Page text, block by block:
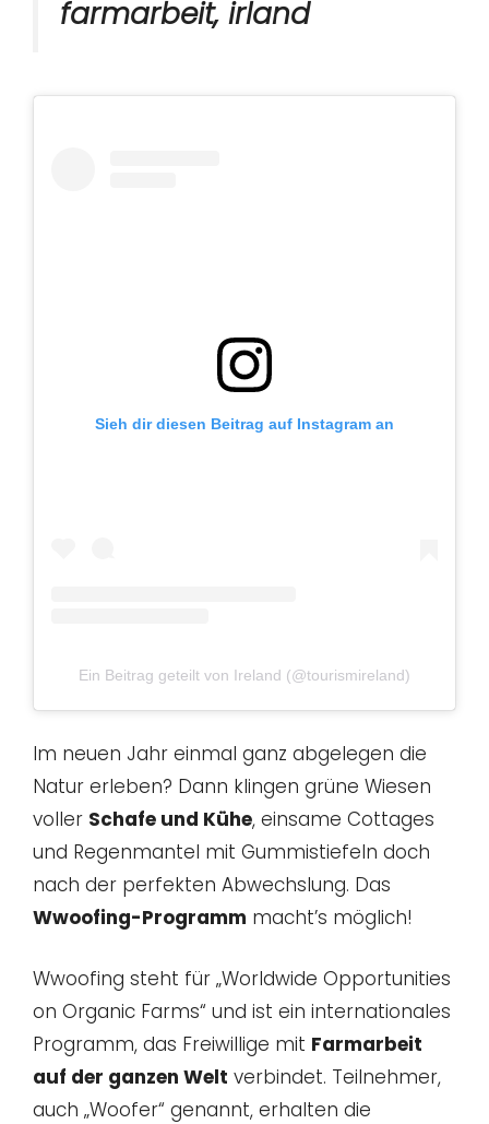
farmarbeit, irland
Sieh dir diesen Beitrag auf Instagram an
Ein Beitrag geteilt von Ireland (@tourismireland)
Im neuen Jahr einmal ganz abgelegen die
Natur erleben? Dann klingen grüne Wiesen
voller Schafe und Kühe, einsame Cottages
und Regenmantel mit Gummistiefeln doch
nach der perfekten Abwechslung. Das
Wwoofing-Programm macht’s möglich!
Wwoofing steht für „Worldwide Opportunities
on Organic Farms“ und ist ein internationales
Programm, das Freiwillige mit Farmarbeit
auf der ganzen Welt verbindet. Teilnehmer,
auch „Woofer“ genannt, erhalten die